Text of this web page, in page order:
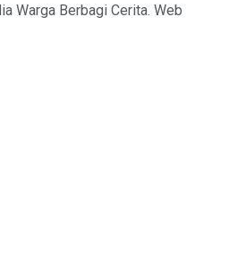
Warga Berbagi Cerita. Web